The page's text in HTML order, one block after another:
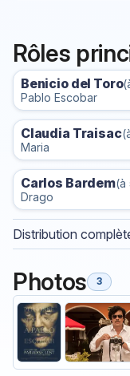
Rôles
Benicio del Toro
Pablo Escobar
Claudia Traisac
Maria
Carlos Bardem(à
Drago
Distribution
Photos 3